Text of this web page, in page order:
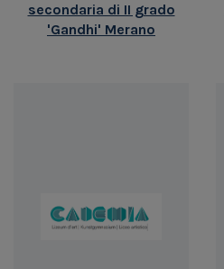
secondaria di II grado
'Gandhi' Merano